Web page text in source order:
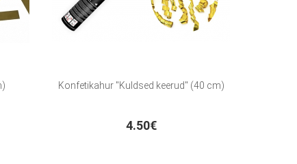
Konfetikahur "Kuldsed keerud" (40 cm)
4.50€